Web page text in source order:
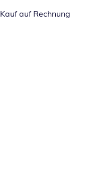
Kauf auf Rechnung